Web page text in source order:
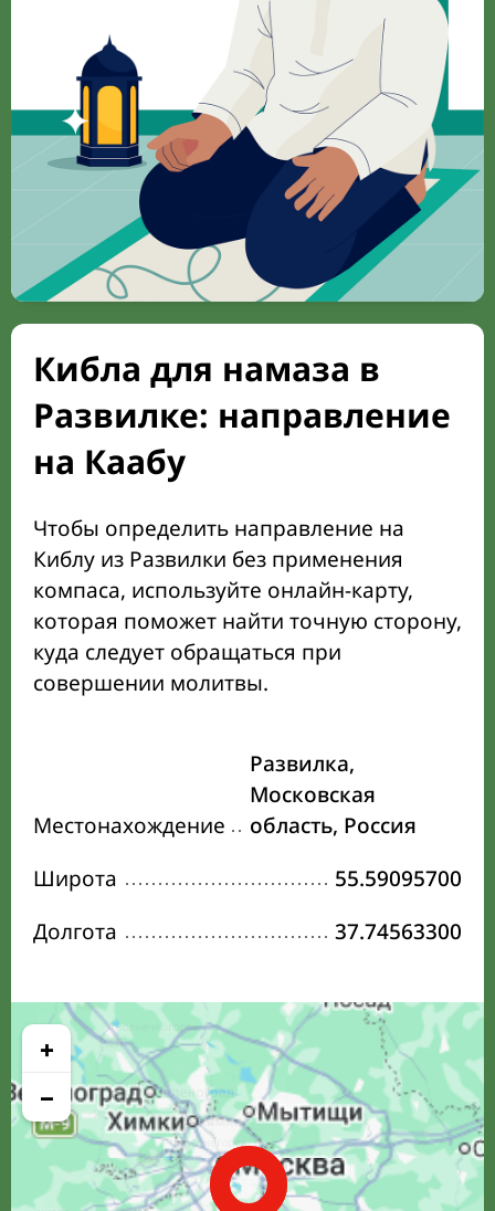
Кибла для намаза в
Развилке: направление
на Каабу
Чтобы определить направление на
Киблу из Развилки без применения
компаса, используйте онлайн-карту,
которая поможет найти точную сторону,
куда следует обращаться при
совершении молитвы.
Местонахождение
Развилка,
Московская
область, Россия
Широта
55.59095700
Долгота
37.74563300
+
−